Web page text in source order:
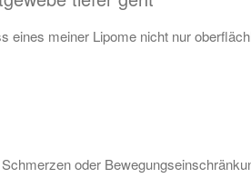
eines meiner Lipome nicht nur
oder